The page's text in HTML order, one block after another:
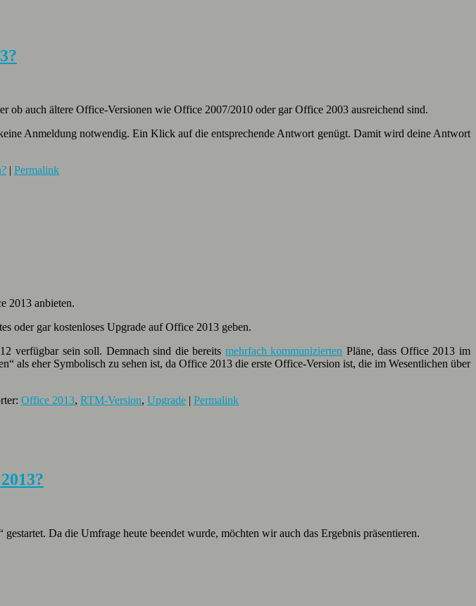
auch ältere Office-Versionen wie Office 2007/2010 oder gar Office 2003 ausreichend sind.
Anmeldung notwendig. Ein Klick auf die entsprechende Antwort genügt. Damit wird deine Antwort
| Permalink
2013 anbieten.
oder gar kostenloses Upgrade auf Office 2013 geben.
verfügbar sein soll. Demnach sind die bereits mehrfach kommunizierten Pläne, dass Office 2013 im
als eher Symbolisch zu sehen ist, da Office 2013 die erste Office-Version ist, die im Wesentlichen über
Office 2013, RTM-Version, Upgrade | Permalink
Da die Umfrage heute beendet wurde, möchten wir auch das Ergebnis präsentieren.